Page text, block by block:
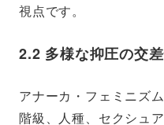
視点です。
2.2 多様な抑圧の交
アナーカ・フェミニズ
階級、人種、セクシュ